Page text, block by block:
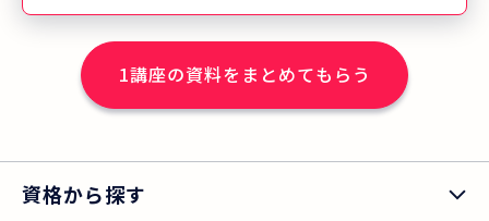
年7月中旬～9月1日（火）（9/1提出締
切。当日消印有効） ●受講
料 5,500円（税込） ※申し込
み方法など、詳しくは、ニチイ「まなび
倍以上！★ ※2024年度（第27回）の
1講座の資料をまとめてもらう
資格から探す